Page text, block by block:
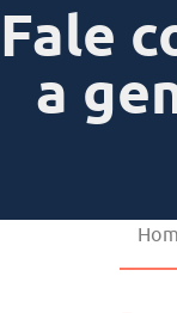
Fale
a